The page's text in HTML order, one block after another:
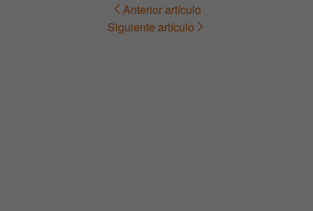
Navegación Anterior artículo
Siguiente artículo